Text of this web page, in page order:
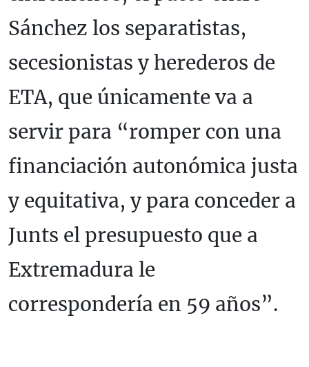
Sánchez los separatistas,
secesionistas y herederos de
ETA, que únicamente va a
servir para “romper con una
financiación autonómica justa
y equitativa, y para conceder a
Junts el presupuesto que a
Extremadura le
correspondería en 59 años”.